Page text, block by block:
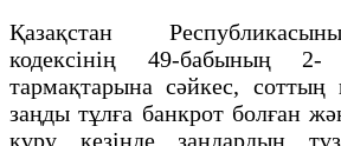
Қазақстан
кодексінің 49-бабының 2-
тармақтарына сәйкес,
заңды тұлға банкрот болған
құру кезiнде заңдардың